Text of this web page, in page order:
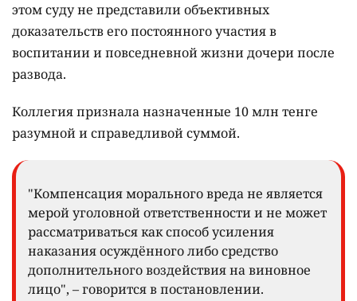
этом суду не представили объективных
доказательств его постоянного участия в
воспитании и повседневной жизни дочери после
развода.
Коллегия признала назначенные 10 млн тенге
разумной и справедливой суммой.
"Компенсация морального вреда не является
мерой уголовной ответственности и не может
рассматриваться как способ усиления
наказания осуждённого либо средство
дополнительного воздействия на виновное
лицо", – говорится в постановлении.